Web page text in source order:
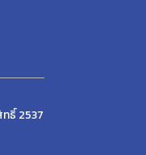
ธิ์ 2537